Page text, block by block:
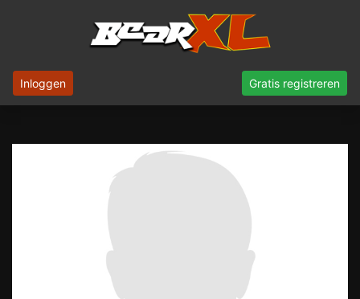
Inloggen Gratis registreren